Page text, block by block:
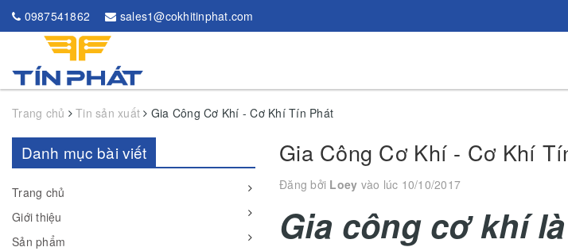
0987541862 sales1@cokhitinphat.com
Trang chủ Tin sản xuất Gia Công Cơ Khí - Cơ Khí Tín Phát
Gia Công Cơ Khí - Cơ Khí
Đăng bởi Loey vào lúc 10/10/2017
Gia công cơ khí
Danh mục bài viết
Trang chủ
Giới thiệu
Sản phẩm